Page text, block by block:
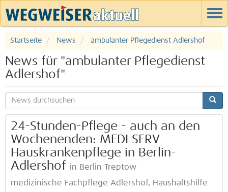
Startseite News ambulanter Pflegedienst Adlershof
News für "ambulanter Pflegedienst
Adlershof"
24-Stunden-Pflege - auch an den
Wochenenden: MEDI SERV
Hauskrankenpflege in Berlin-
Adlershof in Berlin Treptow
medizinische Fachpflege Adlershof, Haushaltshilfe